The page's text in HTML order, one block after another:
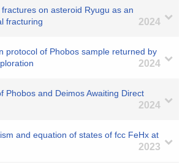
on asteroid Ryugu as an
fracturing
2024
protocol of Phobos sample returned by
2024
Phobos and Deimos Awaiting Direct
2024
and equation of states of fcc FeHx at
2023